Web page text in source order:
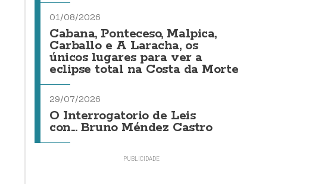
01/08/2026
Cabana, Ponteceso, Malpica,
Carballo e A Laracha, os
únicos lugares para ver a
eclipse total na Costa da Morte
29/07/2026
O Interrogatorio de Leis
con... Bruno Méndez Castro